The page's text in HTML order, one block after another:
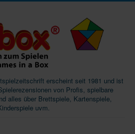
erscheint seit 1981 und ist
von Profis, spielbare
alles über Brettspiele, Kartenspiele,
uvm.